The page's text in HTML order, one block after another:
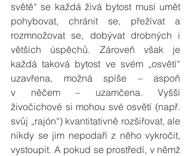
světě“ se každá živá bytost musí umět
pohybovat, chránit se, přežívat a
rozmnožovat se, dobývat drobných i
větších úspěchů. Zároveň však je
každá taková bytost ve svém „osvětí“
uzavřena, možná spíše – aspoň
v něčem – uzamčena. Vyšší
živočichové si mohou své osvětí (např.
svůj „rajón“) kvantitativně rozšiřovat, ale
nikdy se jim nepodaří z něho vykročit,
vystoupit. A pokud se prostředí, v němž